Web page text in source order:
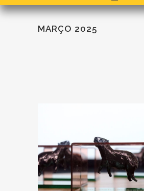
MARÇO 2025